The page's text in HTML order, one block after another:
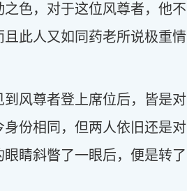
色，对于这位风尊者，他不
此人又如同药老所说极重情
风尊者登上席位后，皆是对
份相同，但两人依旧还是对
睛斜瞥了一眼后，便是转了